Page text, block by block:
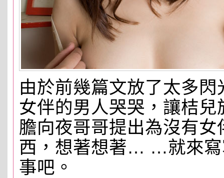
由於前幾篇文放了太多
女伴的男人哭哭，讓桔
膽向夜哥哥提出為沒有女
西，想著想著… …就來寫
事吧。